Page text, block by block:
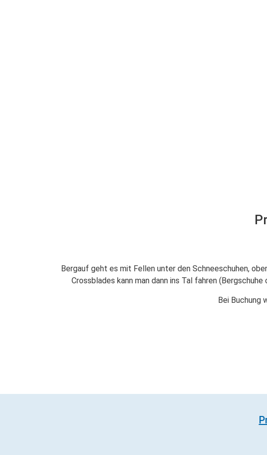
Bergauf geht es mit Fellen unter den Schneeschuhen,
Crossblades kann man dann ins Tal fahren
Bei Buchung